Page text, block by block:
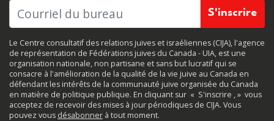
Le Centre consultatif des relations juives et israéliennes (CIJA), l'agence
de représentation de Fédérations juives du Canada - UIA, est une
organisation nationale, non partisane et sans but lucratif qui se
consacre à l'amélioration de la qualité de la vie juive au Canada en
défendant les intérêts de la communauté juive organisée du Canada
en matière de politique publique. En cliquant sur « S'inscrire , » vous
acceptez de recevoir des mises à jour périodiques de CIJA. Vous
pouvez vous désabonner à tout moment.